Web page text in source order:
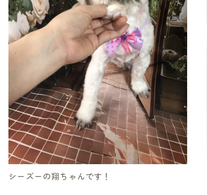
シーズーの翔ちゃんです！